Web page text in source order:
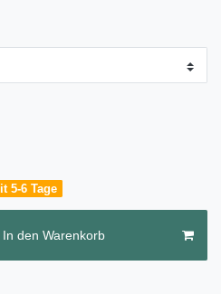
5-6 Tage
In den Warenkorb